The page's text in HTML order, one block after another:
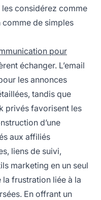
considérez comme
de simples
pour
échanger. L’email
les annonces
tandis que
privés favorisent les
d’une
aux affiliés
liens de suivi,
marketing en un seul
frustration liée à la
En offrant un